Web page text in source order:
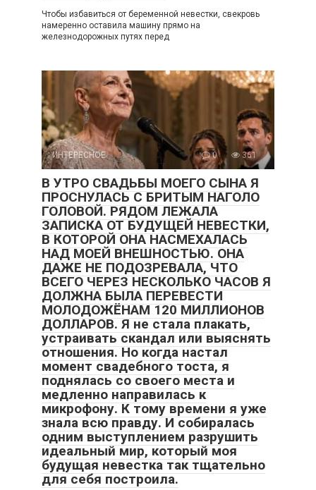
Чтобы избавиться от беременной невестки, свекровь
намеренно оставила машину прямо на
железнодорожных путях перед
ИНТЕРЕСНОЕ 0 361
В УТРО СВАДЬБЫ МОЕГО СЫНА Я
ПРОСНУЛАСЬ С БРИТЫМ НАГОЛО
ГОЛОВОЙ. РЯДОМ ЛЕЖАЛА
ЗАПИСКА ОТ БУДУЩЕЙ НЕВЕСТКИ,
В КОТОРОЙ ОНА НАСМЕХАЛАСЬ
НАД МОЕЙ ВНЕШНОСТЬЮ. ОНА
ДАЖЕ НЕ ПОДОЗРЕВАЛА, ЧТО
ВСЕГО ЧЕРЕЗ НЕСКОЛЬКО ЧАСОВ Я
ДОЛЖНА БЫЛА ПЕРЕВЕСТИ
МОЛОДОЖЁНАМ 120 МИЛЛИОНОВ
ДОЛЛАРОВ. Я не стала плакать,
устраивать скандал или выяснять
отношения. Но когда настал
момент свадебного тоста, я
поднялась со своего места и
медленно направилась к
микрофону. К тому времени я уже
знала всю правду. И собиралась
одним выступлением разрушить
идеальный мир, который моя
будущая невестка так тщательно
для себя построила.